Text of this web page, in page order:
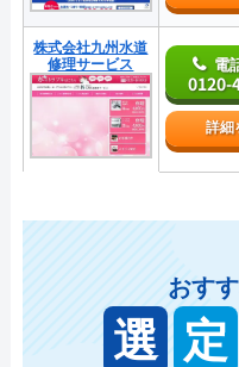
株式会社九州水道
修理サービス
電
0120-
詳細
おす
選 定